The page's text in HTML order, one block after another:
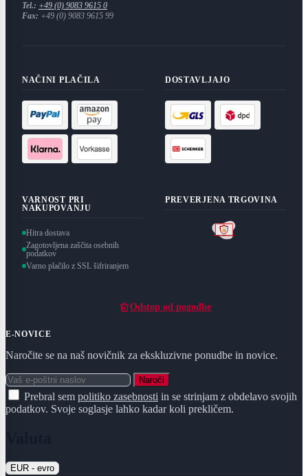
Tel.: +49 (0) 9083 9615 0
Fax: +49 (0) 9083 9615 99
NAČINI PLAČILA DOSTAVLJAJO
VARNOST PRI
NAKUPOVANJU
Hitra dostava
Zagotovljena zaščita osebnih
podatkov
Varno plačilo z SSL šifriranjem
PREVERJENA TRGOVINA
Odstop od pogodbe
E-NOVICE
Naročite se na naš novičnik za ekskluzivne ponudbe in novice.
Naroči
Prebral sem politiko zasebnosti in se strinjam z obdelavo svojih
podatkov. Svoje soglasje lahko kadar koli prekličem.
EUR - evro